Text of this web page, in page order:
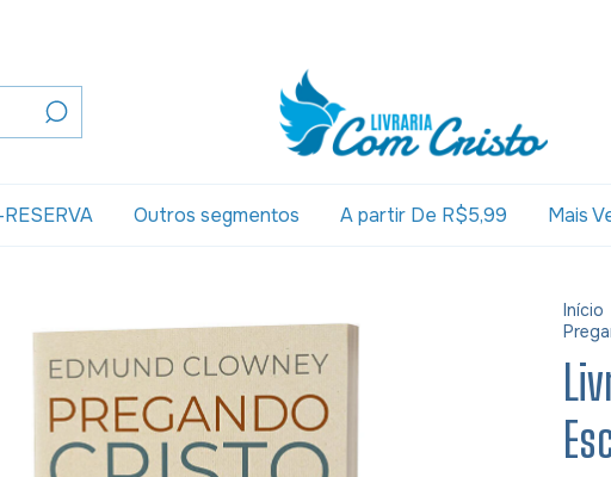
Outros segmentos A partir De R$5,99 Mais
Início